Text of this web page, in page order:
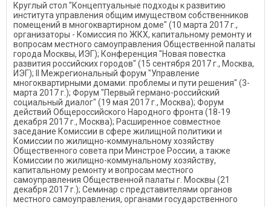
Круглый стол "Концептуальные подходы к развитию
института управления общим имуществом собственников
помещений в многоквартирном доме" (10 марта 2017 г.,
организаторы - Комиссия по ЖКХ, капитальному ремонту и
вопросам местного самоуправления Общественной палаты
города Москвы, ИЭГ); Конференция "Новая повестка
развития российских городов" (15 сентября 2017 г., Москва,
ИЭГ); II Межрегиональный форум "Управление
многоквартирными домами: проблемы и пути решения" (3-
марта 2017 г.); Форум "Первый германо-российский
социальный диалог" (19 мая 2017 г., Москва); Форум
действий Общероссийского Народного фронта (18-19
декабря 2017 г., Москва); Расширенное совместное
заседание Комиссии в сфере жилищной политики и
Комиссии по жилищно-коммунальному хозяйству
Общественного совета при Минстрое России, а также
Комиссии по жилищно-коммунальному хозяйству,
капитальному ремонту и вопросам местного
самоуправления Общественной палаты г. Москвы (21
декабря 2017 г.); Семинар с представителями органов
местного самоуправления, органами государственного